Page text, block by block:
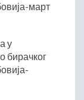
март
у
бирачког